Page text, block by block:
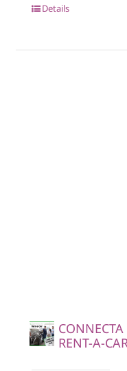
Details
CONNECTA
RENT-A-CAR